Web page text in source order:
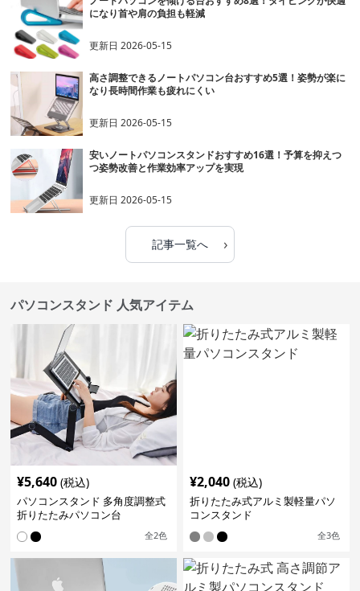
になり首や肩の負担も軽減
更新日2026-05-15
高さ調整できるノートパソコン台おすすめ5選！姿勢が楽に
なり長時間作業も疲れにくい
更新日2026-05-15
安いノートパソコンスタンドおすすめ16選！予算を抑えつ
つ姿勢改善と作業効率アップを実現
更新日2026-05-15
記事一覧へ ›
パソコンスタンド 人気アイテム
¥5,640 (税込)
パソコンスタンド 多角度調整式
折りたたみパソコン台
全2色
¥2,040 (税込)
折りたたみ式アルミ製軽量パソ
コンスタンド
全3色